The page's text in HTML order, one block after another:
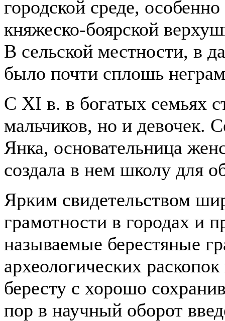
городской среде,
княжеско-боярской
В сельской местности, в
было почти сплошь
С XI в. в богатых семьях
мальчиков, но и девочек.
Янка, основательница
создала в нем школу для
Ярким свидетельством
грамотности в городах и
называемые берестяные
археологических
бересту с хорошо
пор в научный оборот